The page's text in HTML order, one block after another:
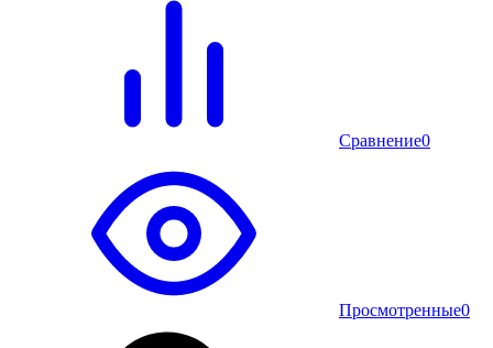
Сравнение0
Просмотренные0